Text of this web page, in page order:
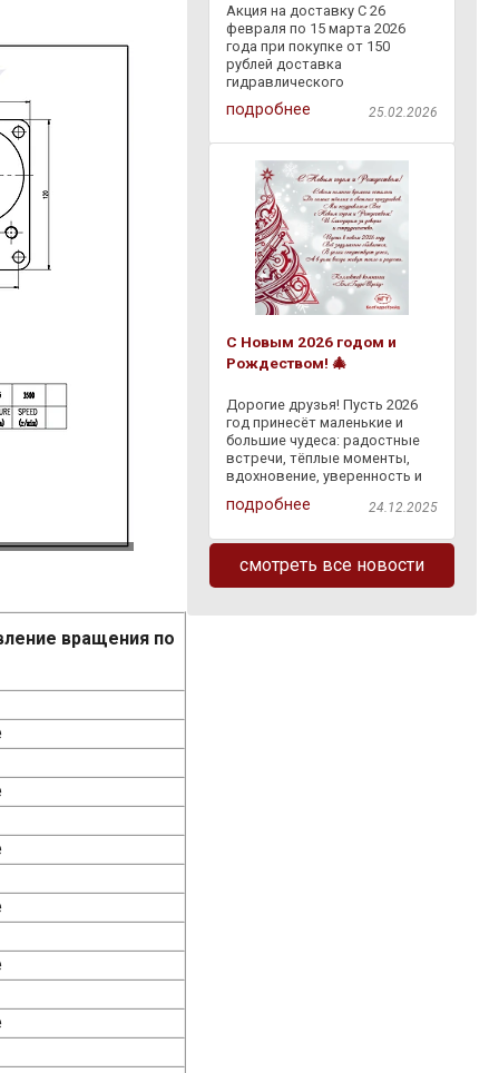
вращения по
Акция на доставку С 26
февраля по 15 марта 2026
года при покупке от 150
рублей доставка
гидравлического
оборудования через
"Европочту" бесплатно по
платежом на ПВЗ "Европочты"
. Заказывайте
подробнее 25.02.2026
С Новым 2026 годом и
Рождеством! 🎄
Дорогие друзья! Пусть 2026
год принесёт маленькие и
большие чудеса: радостные
встречи, тёплые моменты,
вдохновение, уверенность и
светлые перемены. Пусть
сбывается задуманное, а
доброе — и в делах, и в жизни.
Спасибо, что
подробнее 24.12.2025
смотреть все новости